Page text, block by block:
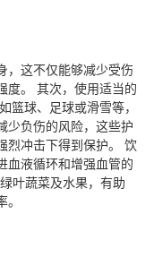
，这不仅能够减少受伤
度。 其次，使用适当的
篮球、足球或滑雪等，
少负伤的风险，这些护
烈冲击下得到保护。 饮
血液循环和增强血管的
叶蔬菜及水果，有助